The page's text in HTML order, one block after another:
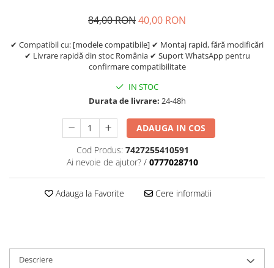
Suruburi
Suspensie
https://www.doctortrotineta.ro/camere-
https://www.doctortrotineta.ro/cauciucuri-
trotinete-electrice
https://www.doctortrotineta.ro/cauciucuri-
Trotinete electrice
84,00 RON40,00 RON
✔ Compatibil cu: [modele compatibile] ✔ Montaj rapid, fără modificări
✔ Livrare rapidă din stoc România ✔ Suport WhatsApp pentru
confirmare compatibilitate
IN STOC
Durata de livrare: 24-48h
ADAUGA IN COS
Cod Produs: 7427255410591
Ai nevoie de ajutor? / 0777028710
Adauga la Favorite Cere informatii
Descriere